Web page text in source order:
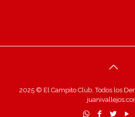
2025 © El Campito Club. Todos los